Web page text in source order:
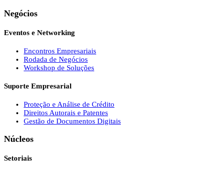
Negócios
Eventos e Networking
Encontros Empresariais
Rodada de Negócios
Workshop de Soluções
Suporte Empresarial
Proteção e Análise de Crédito
Direitos Autorais e Patentes
Gestão de Documentos Digitais
Núcleos
Setoriais